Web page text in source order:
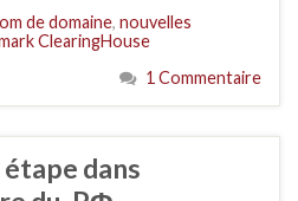
de domaine, nouvelles
ClearingHouse
1 Commentaire
dans